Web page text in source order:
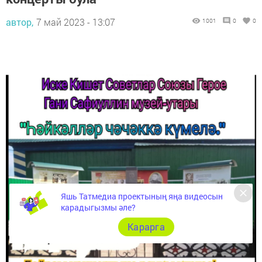
автор, 7 май 2023 - 13:07 1001 0 0
Яшь Татмедиа проектының яңа видеосын
карадыгызмы әле?
Карарга